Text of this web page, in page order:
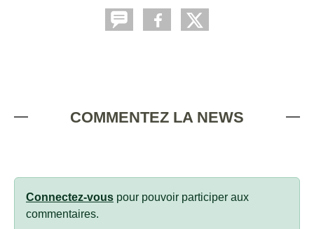
COMMENTEZ LA NEWS
Connectez-vous pour pouvoir participer aux
commentaires.